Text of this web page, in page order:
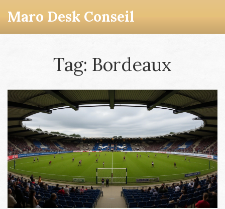
Maro Desk Conseil
Tag: Bordeaux